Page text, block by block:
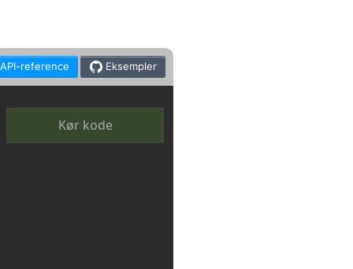
API-reference Eksempler
Kør kode